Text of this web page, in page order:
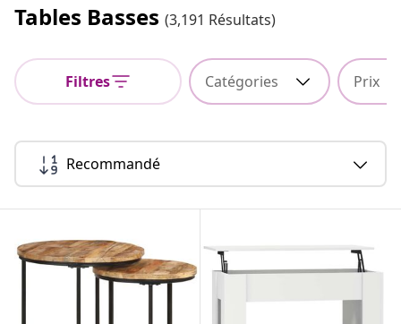
Tables Basses (3,191 Résultats)
Filtres Catégories Prix
Recommandé